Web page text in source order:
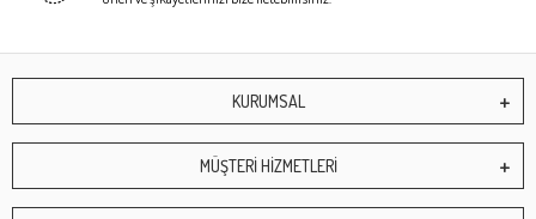
KURUMSAL
MÜŞTERİ HİZMETLERİ